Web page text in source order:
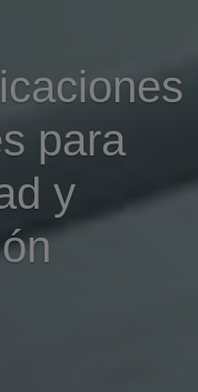
para
y